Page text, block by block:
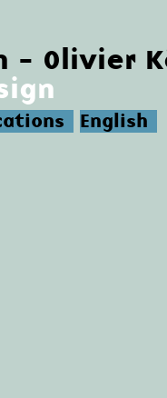
- Olivier
English